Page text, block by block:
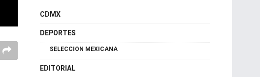
CDMX
DEPORTES
SELECCION MEXICANA
EDITORIAL